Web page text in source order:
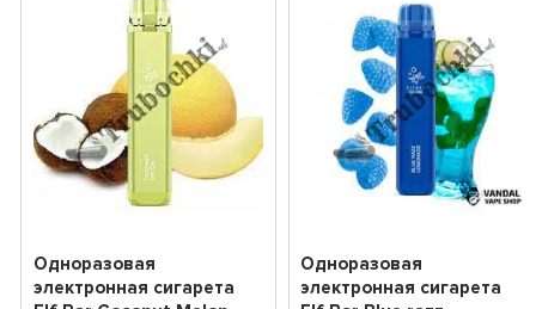
Одноразовая
электронная сигарета
Одноразовая
электронная сигарета